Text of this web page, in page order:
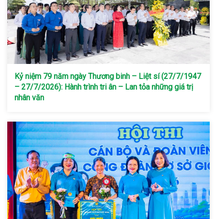
Kỷ niệm 79 năm ngày Thương binh – Liệt sí (27/7/1947
– 27/7/2026): Hành trình tri ân – Lan tỏa những giá trị
nhân văn